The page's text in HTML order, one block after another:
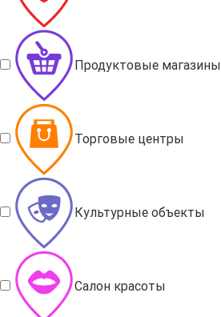
Продуктовые магазины
Торговые центры
Культурные объекты
Салон красоты